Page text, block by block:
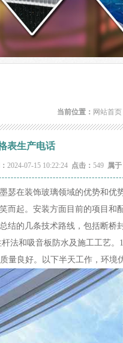
当前位置： 网站首页
表生产电话
2024-07-15 10:22:24 点击： 549 属于
瑟在装饰玻璃领域的优势和优
而起。安装方面目前的项目和
结的几条技术路线，包括断桥
法和吸音板防水及施工工艺。
量良好。以下半天工作，环境